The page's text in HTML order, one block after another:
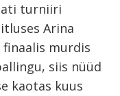
turniiri
Arina
finaalis murdis
siis nüüd
kaotas kuus